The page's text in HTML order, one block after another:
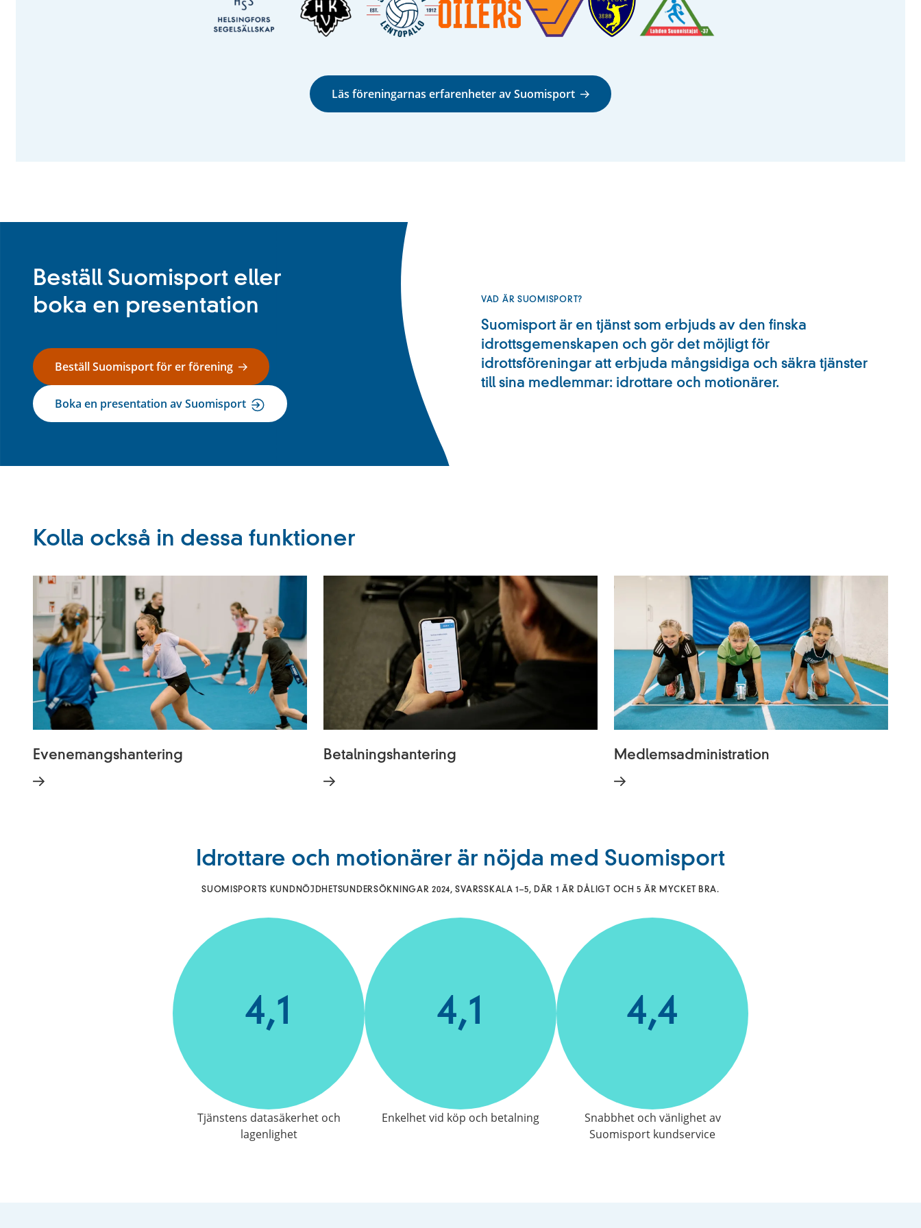
Läs föreningarnas erfarenheter av Suomisport
Beställ Suomisport eller
boka en presentation
Beställ Suomisport för er förening
Boka en presentation av Suomisport
VAD ÄR SUOMISPORT?
Suomisport är en tjänst som erbjuds av den finska
idrottsgemenskapen och gör det möjligt för
idrottsföreningar att erbjuda mångsidiga och säkra tjänster
till sina medlemmar: idrottare och motionärer.
Kolla också in dessa funktioner
Evenemangshantering Betalningshantering Medlemsadministration
Idrottare och motionärer är nöjda med Suomisport
SUOMISPORTS KUNDNÖJDHETSUNDERSÖKNINGAR 2024, SVARSSKALA 1–5, DÄR 1 ÄR DÅLIGT OCH 5 ÄR MYCKET BRA.
4,1
Tjänstens datasäkerhet och
lagenlighet
4,1
Enkelhet vid köp och betalning
4,4
Snabbhet och vänlighet av
Suomisport kundservice